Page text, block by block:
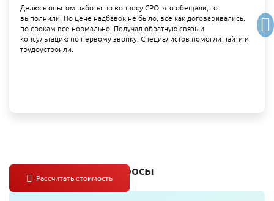
Делюсь опытом работы по вопросу СРО, что обещали, то
выполнили. По цене надбавок не было, все как договаривались.
по срокам все нормально. Получал обратную связь и
консультацию по первому звонку. Специалистов помогли найти и
трудоустроили.
Самые важные вопросы